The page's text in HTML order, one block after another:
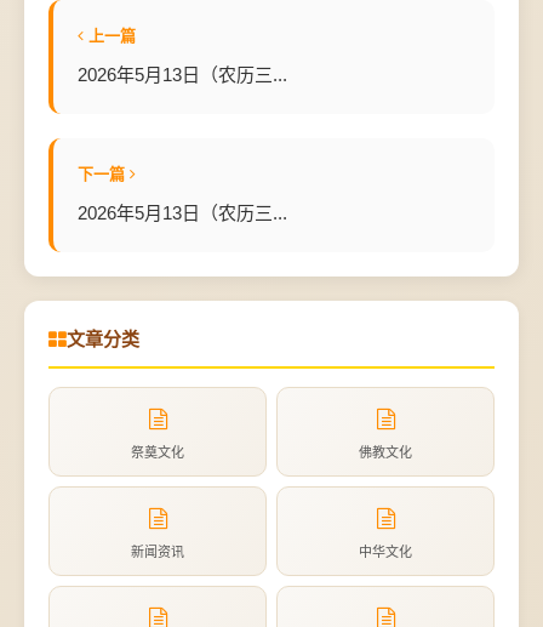
上一篇
2026年5月13日（农历三...
下一篇
2026年5月13日（农历三...
文章分类
祭奠文化 佛教文化
新闻资讯 中华文化